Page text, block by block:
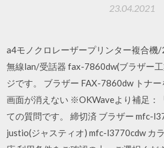
23.04.2021
a4モノクロレーザープリンター複合機
無線lan/受話器 fax-7860dw(ブラザー
ジです。 ブラザー FAX-7860dw トナ
画面が消えない ※OKWaveより補足：
ての質問です。 締切済 ブラザー mfc-
justio(ジャスティオ) mfc-l3770cdw カ